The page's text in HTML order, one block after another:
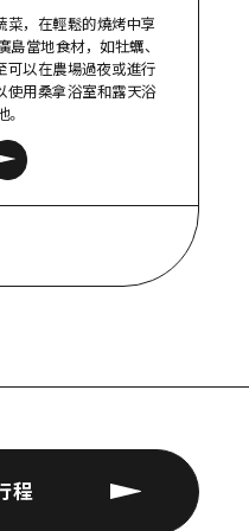
菜，在輕鬆的燒烤中享
島當地食材，如牡蠣、
可以在農場過夜或進行
使用桑拿浴室和露天浴
。
程